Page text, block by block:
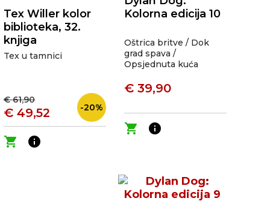
Tex Willer kolor
biblioteka, 32.
knjiga
Tex u tamnici
€ 61,90
€ 49,52 -20%
shopping_cart info
Kolorna edicija 10
Oštrica britve / Dok
grad spava /
Opsjednuta kuća
€ 39,90
shopping_cart info